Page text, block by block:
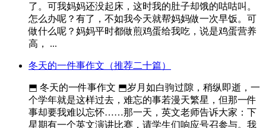
了。可我妈妈还没起床，这时我的肚子却饿的咕咕叫。
怎么办呢？有了，不如我今天就帮妈妈做一次早饭。可
做什么呢？妈妈平时都做煎鸡蛋给我吃，说是鸡蛋营养
高， ...
冬天的一件事作文（推荐二十篇）
⬒ 冬天的一件事作文 ⬒岁月如白驹过隙，稍纵即逝，一
个学年就是这样过去，难忘的事若漫天繁星，但那一件
事却要我难以忘怀……那一天，英文老师告诉大家：下
星期有一个英文演讲比赛，请学生们响应号召参与。我